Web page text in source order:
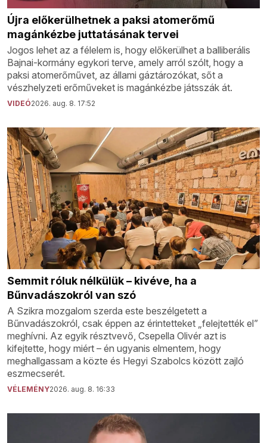
Újra előkerülhetnek a paksi atomerőmű
magánkézbe juttatásának tervei
Jogos lehet az a félelem is, hogy előkerülhet a balliberális
Bajnai-kormány egykori terve, amely arról szólt, hogy a
paksi atomerőművet, az állami gáztározókat, sőt a
vészhelyzeti erőműveket is magánkézbe játsszák át.
VIDEÓ2026. aug. 8. 17:52
Semmit róluk nélkülük – kivéve, ha a
Bűnvadászokról van szó
A Szikra mozgalom szerda este beszélgetett a
Bűnvadászokról, csak éppen az érintetteket „felejtették el”
meghívni. Az egyik résztvevő, Csepella Olivér azt is
kifejtette, hogy miért – én ugyanis elmentem, hogy
meghallgassam a közte és Hegyi Szabolcs között zajló
eszmecserét.
VÉLEMÉNY2026. aug. 8. 16:33